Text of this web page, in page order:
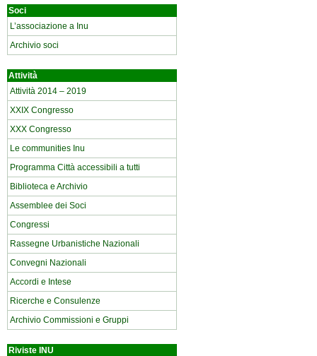
Soci
L’associazione a Inu
Archivio soci
Attività
Attività 2014 – 2019
XXIX Congresso
XXX Congresso
Le communities Inu
Programma Città accessibili a tutti
Biblioteca e Archivio
Assemblee dei Soci
Congressi
Rassegne Urbanistiche Nazionali
Convegni Nazionali
Accordi e Intese
Ricerche e Consulenze
Archivio Commissioni e Gruppi
Riviste INU